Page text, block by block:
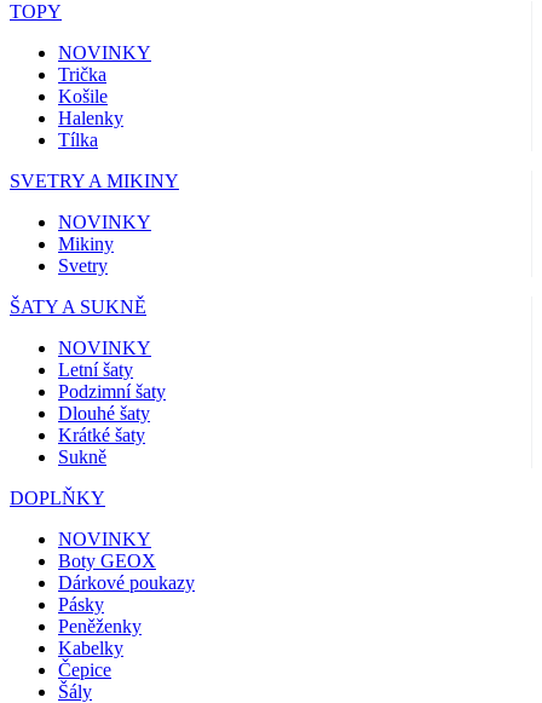
TOPY
NOVINKY
Trička
Košile
Halenky
Tílka
SVETRY A MIKINY
NOVINKY
Mikiny
Svetry
ŠATY A SUKNĚ
NOVINKY
Letní šaty
Podzimní šaty
Dlouhé šaty
Krátké šaty
Sukně
DOPLŇKY
NOVINKY
Boty GEOX
Dárkové poukazy
Pásky
Peněženky
Kabelky
Čepice
Šály